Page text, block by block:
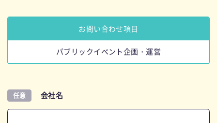
お問い合わせ項目
パブリックイベント企画・運営
任意 会社名